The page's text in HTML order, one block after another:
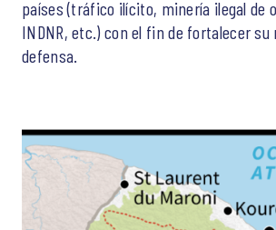
países (tráfico ilícito, minería ilegal de
INDNR, etc.) con el fin de fortalecer su
defensa.